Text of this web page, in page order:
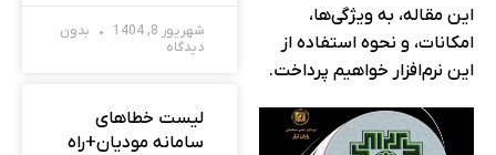
شهریور 8, 1404
بدون
دیدگاه
لیست خطاهای
سامانه مودیان+راه
این مقاله، به ویژگی‌ها،
امکانات، و نحوه استفاده از
این نرم‌افزار خواهیم پرداخت.